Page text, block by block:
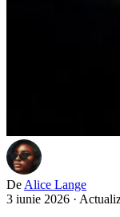
De Alice Lange
3 iunie 2026 ·